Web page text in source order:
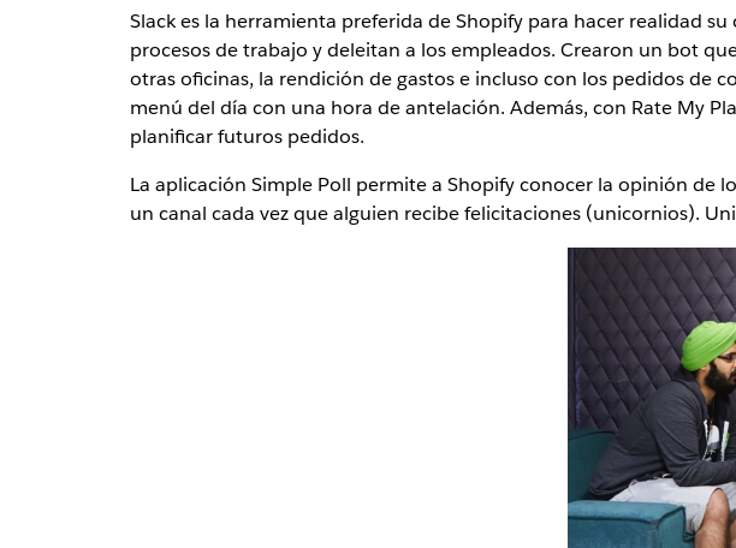
Slack es la herramienta preferida de Shopify para hacer realidad
procesos de trabajo y deleitan a los empleados. Crearon un bot
otras oficinas, la rendición de gastos e incluso con los pedidos de
menú del día con una hora de antelación. Además, con Rate My
planificar futuros pedidos.
La aplicación Simple Poll permite a Shopify conocer la opinión de
un canal cada vez que alguien recibe felicitaciones (unicornios).